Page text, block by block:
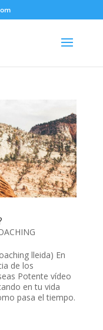
lleida) En
de los
Potente vídeo
en tu vida
pasa el tiempo.